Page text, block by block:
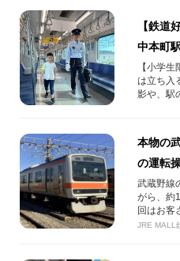
【鉄道
中本町
【小学
は立ち入
影や、駅
本物の
の運転
武蔵野線
がら、約
回はお客
JRE MALL